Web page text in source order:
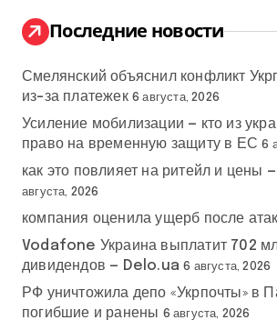
:
Последние новости
Смелянский объяснил конфликт
из-за платежек 6 августа, 2026
Усиление мобилизации — кто из
право на временную защиту в ЕС 6
как это повлияет на ритейл и цены
августа, 2026
компания оценила ущерб после
Vodafone Украина выплатит 702
дивидендов — Delo.ua 6 августа, 2026
РФ уничтожила депо «Укрпочты» в
погибшие и ранены 6 августа, 2026